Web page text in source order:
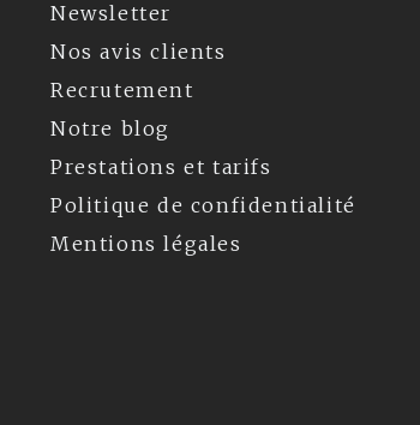
Newsletter
Nos avis clients
Recrutement
Notre blog
Prestations et tarifs
Politique de confidentialité
Mentions légales